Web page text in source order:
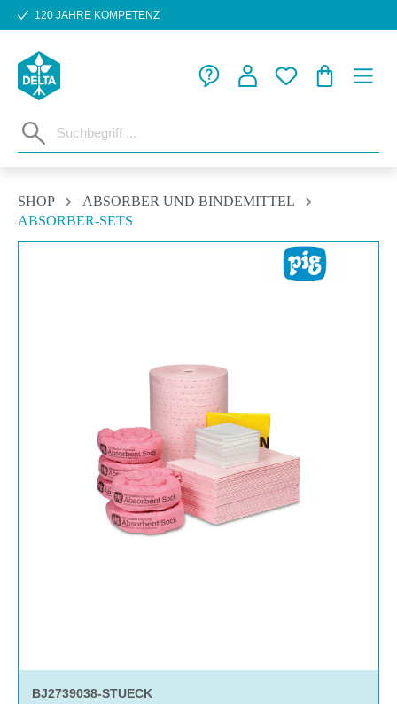
Zum Hauptinhalt springen
120 JAHRE KOMPETENZ
SHOP
ABSORBER UND BINDEMITTEL
ABSORBER-SETS
BJ2739038-STUECK